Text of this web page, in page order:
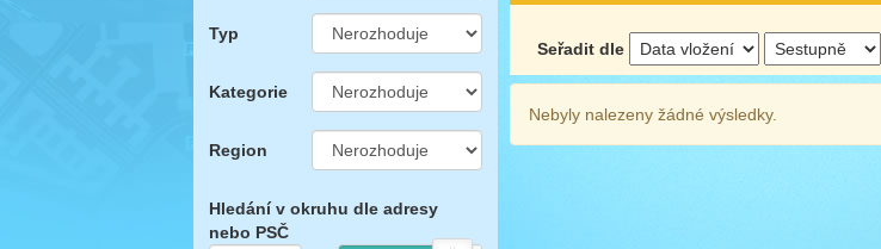
Typ
Kategorie
Region
Hledání v okruhu dle adresy
nebo PSČ
Seřadit dle
Nebyly nalezeny žádné výsledky.